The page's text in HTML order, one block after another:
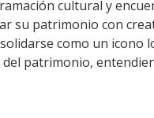
cultural y
su patrimonio con
como un icono
patrimonio,